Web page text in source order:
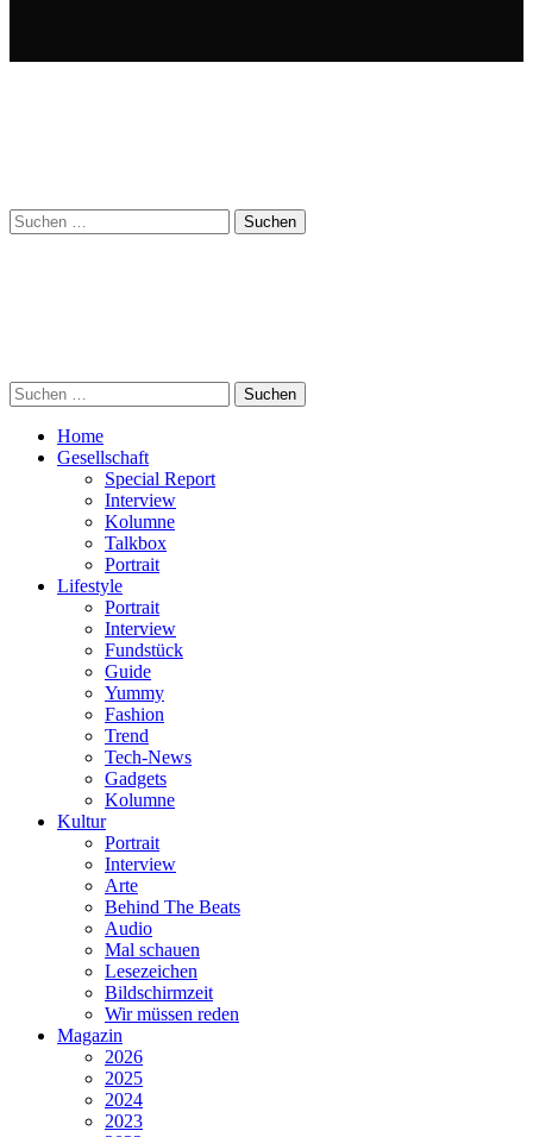
Suchen
nach:
Suchen
nach:
Home
Gesellschaft
Special Report
Interview
Kolumne
Talkbox
Portrait
Lifestyle
Portrait
Interview
Fundstück
Guide
Yummy
Fashion
Trend
Tech-News
Gadgets
Kolumne
Kultur
Portrait
Interview
Arte
Behind The Beats
Audio
Mal schauen
Lesezeichen
Bildschirmzeit
Wir müssen reden
Magazin
2026
2025
2024
2023